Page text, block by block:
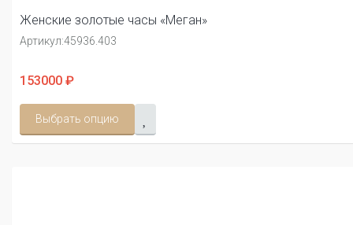
Женские золотые часы «Меган»
Артикул:45936.403
153000 ₽
Выбрать опцию